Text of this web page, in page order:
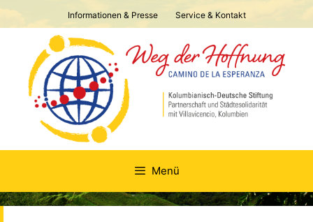
zum
Informationen & Presse Service & Kontakt
Menü